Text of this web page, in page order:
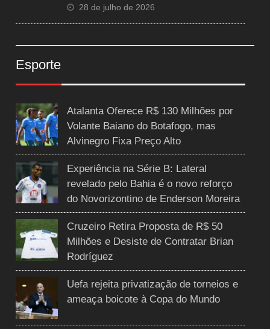
28 de julho de 2026
Esporte
Atalanta Oferece R$ 130 Milhões por
Volante Baiano do Botafogo, mas
Alvinegro Fixa Preço Alto
Experiência na Série B: Lateral
revelado pelo Bahia é o novo reforço
do Novorizontino de Enderson Moreira
Cruzeiro Retira Proposta de R$ 50
Milhões e Desiste de Contratar Brian
Rodríguez
Uefa rejeita privatização de torneios e
ameaça boicote à Copa do Mundo